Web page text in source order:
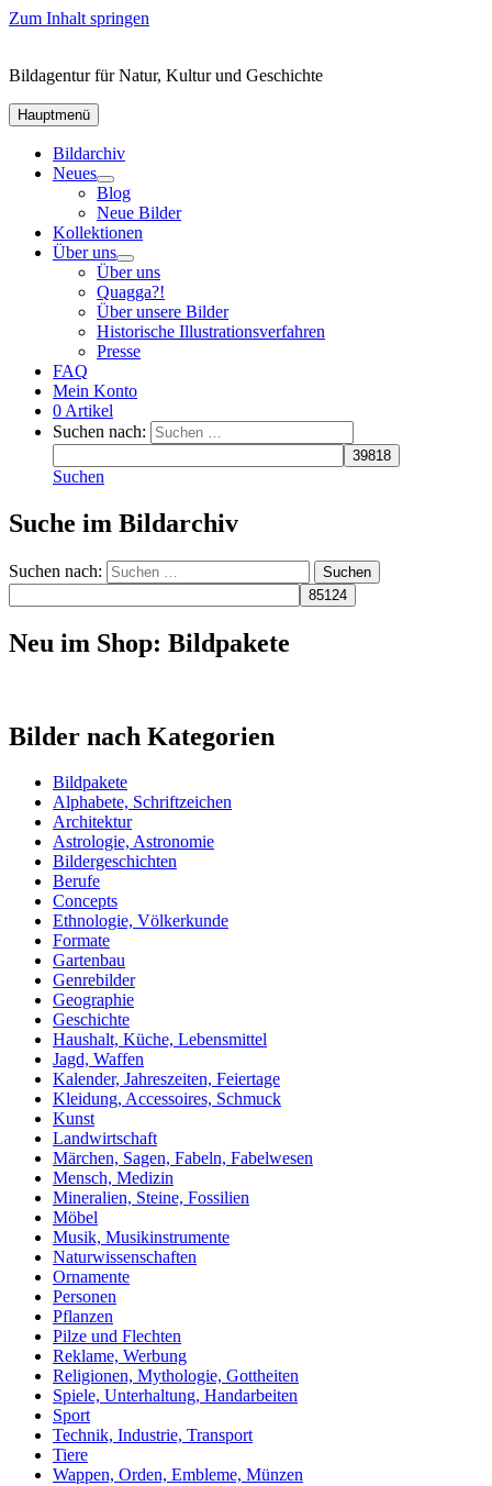
Zum Inhalt springen
Bildagentur für Natur, Kultur und Geschichte
Hauptmenü
Bildarchiv
Neues
Blog
Neue Bilder
Kollektionen
Über uns
Über uns
Quagga?!
Über unsere Bilder
Historische Illustrationsverfahren
Presse
FAQ
Mein Konto
0 Artikel
Suchen nach:
Suchen
Suche im Bildarchiv
Suchen nach:
Neu im Shop: Bildpakete
Bilder nach Kategorien
Bildpakete
Alphabete, Schriftzeichen
Architektur
Astrologie, Astronomie
Bildergeschichten
Berufe
Concepts
Ethnologie, Völkerkunde
Formate
Gartenbau
Genrebilder
Geographie
Geschichte
Haushalt, Küche, Lebensmittel
Jagd, Waffen
Kalender, Jahreszeiten, Feiertage
Kleidung, Accessoires, Schmuck
Kunst
Landwirtschaft
Märchen, Sagen, Fabeln, Fabelwesen
Mensch, Medizin
Mineralien, Steine, Fossilien
Möbel
Musik, Musikinstrumente
Naturwissenschaften
Ornamente
Personen
Pflanzen
Pilze und Flechten
Reklame, Werbung
Religionen, Mythologie, Gottheiten
Spiele, Unterhaltung, Handarbeiten
Sport
Technik, Industrie, Transport
Tiere
Wappen, Orden, Embleme, Münzen